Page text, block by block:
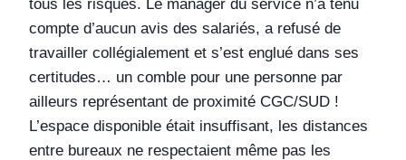
tous les risques. Le manager du service n’a tenu
compte d’aucun avis des salariés, a refusé de
travailler collégialement et s’est englué dans ses
certitudes… un comble pour une personne par
ailleurs représentant de proximité CGC/SUD !
L’espace disponible était insuffisant, les distances
entre bureaux ne respectaient même pas les